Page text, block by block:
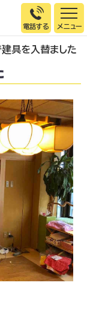
電話する
具を入替ました